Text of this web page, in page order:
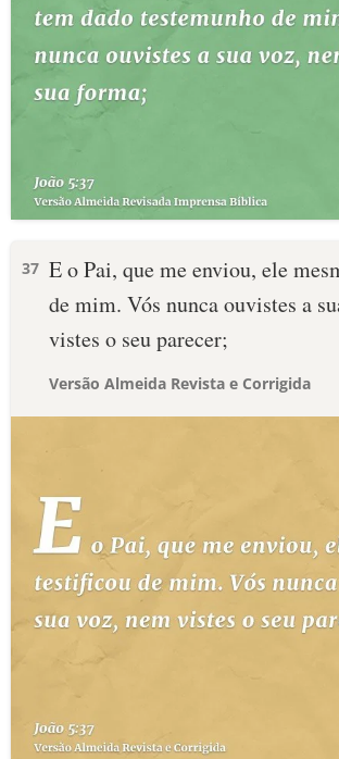
37 E o Pai, que me enviou, ele
de mim. Vós nunca ouvistes a
vistes o seu parecer;
Versão Almeida Revista e Corrigida